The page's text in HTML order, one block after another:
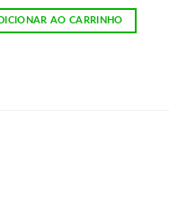
AO CARRINHO